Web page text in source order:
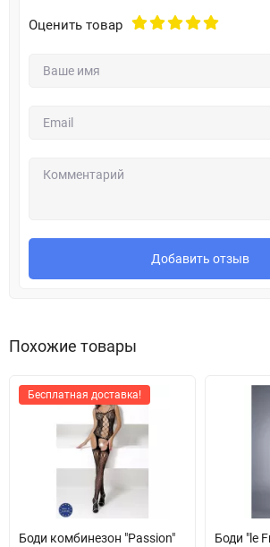
Оценить товар
Добавить отзыв
Похожие товары
Бесплатная доставка!
Боди комбинезон "Passion"
Боди "le